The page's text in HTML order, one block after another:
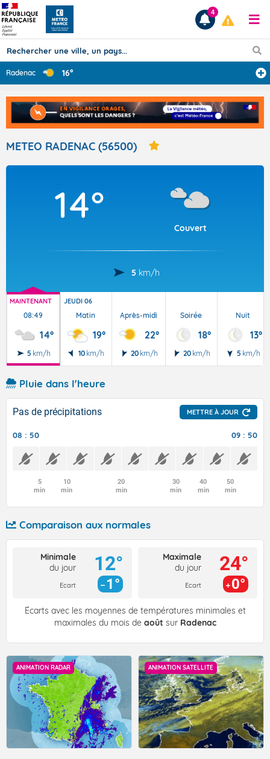
Prévisions
TOUS LES RÉSULTATS
Articles
4
Radenac 16°
METEO RADENAC (56500)
14°
Couvert
5 km/h
MAINTENANT
08:49
14°
5 km/h
JEUDI 06
Matin
19°
10 km/h
Après-midi
22°
20 km/h
Soirée
18°
20 km/h
Nuit
13°
5 km/h
Pluie dans l'heure
Pas de précipitations METTRE À JOUR
08 : 50 09 : 50
5
min
10
min
20
min
30
min
40
min
50
min
Comparaison aux normales
Minimale
du jour
Ecart
12°
1°
Maximale
du jour
Ecart
24°
0°
Écarts avec les moyennes de températures minimales et
maximales du mois de août sur Radenac
ANIMATION RADAR ANIMATION SATELLITE